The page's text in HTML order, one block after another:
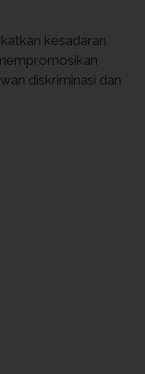
kesadaran
diskriminasi dan